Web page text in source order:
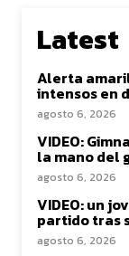
Latest
Alerta
intensos en
agosto 6, 2026
VIDEO:
la mano del
agosto 6, 2026
VIDEO: un
partido tras
agosto 6, 2026